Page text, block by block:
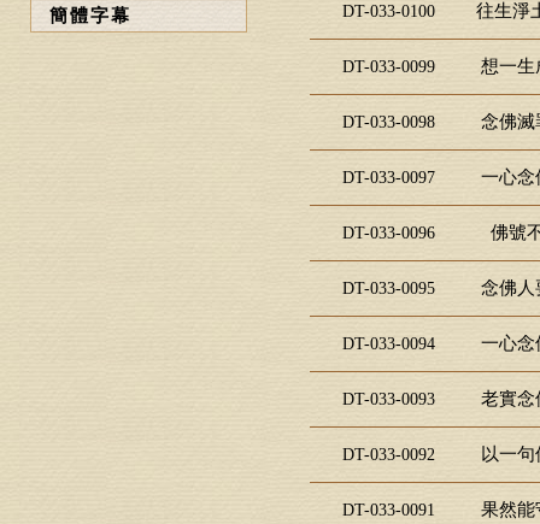
簡體字幕
DT-033-0100 往生淨
DT-033-0099 想一生
DT-033-0098 念佛滅
DT-033-0097 一心念
DT-033-0096 佛號
DT-033-0095 念佛人
DT-033-0094 一心念
DT-033-0093 老實念
DT-033-0092 以一
DT-033-0091 果然能